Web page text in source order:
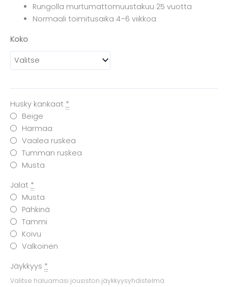
Rungolla murtumattomuustakuu 25 vuotta
Normaali toimitusaika 4–6 viikkoa
Koko
Husky kankaat *
Beige
Harmaa
Vaalea ruskea
Tumman ruskea
Musta
Jalat *
Musta
Pähkinä
Tammi
Koivu
Valkoinen
Jäykkyys *
Valitse haluamasi jousiston jäykkyysyhdistelmä